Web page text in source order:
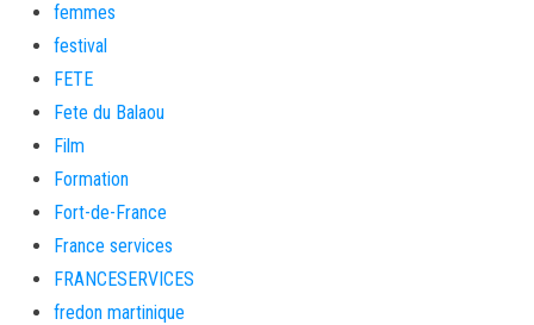
femmes
festival
FETE
Fete du Balaou
Film
Formation
Fort-de-France
France services
FRANCESERVICES
fredon martinique